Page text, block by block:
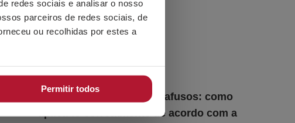
redes sociais e analisar o nosso
parceiros de redes sociais, de
ou recolhidas por estes a
Permitir todos
Torque de aperto dos parafusos: como
aplicá-lo corretamente de acordo com a